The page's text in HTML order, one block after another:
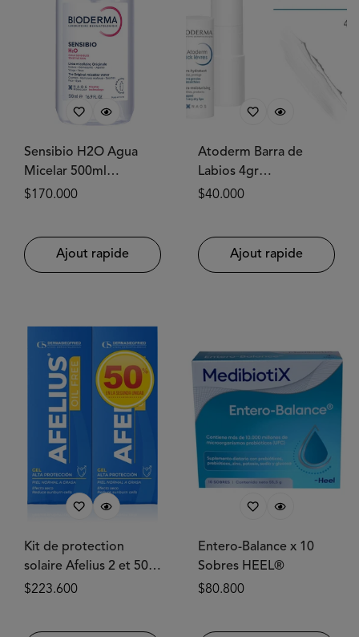
Sensibio H2O Agua
Micelar 500ml
BIODERMA®
Prix
$170.000
Ajout rapide
Atoderm Barra de
Labios 4gr
BIODERMA®
Prix
$40.000
Ajout rapide
Kit de protection
solaire Afelius 2 et 50
% de réduction sur
Prix
$223.600
Entero-Balance x 10
Sobres HEEL®
Prix
$80.800